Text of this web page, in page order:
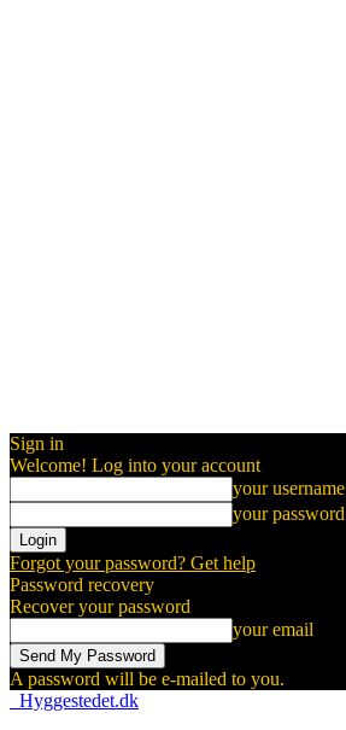
Sign in
Welcome! Log into your account
your username
your password
Forgot your password? Get help
Password recovery
Recover your password
your email
A password will be e-mailed to you.
Hyggestedet.dk